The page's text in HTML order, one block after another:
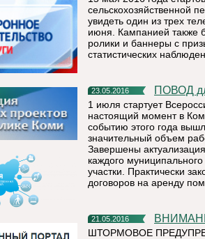
сельскохозяйственной
увидеть один из трех
июня. Кампанией также
ролики и баннеры с
статистических
23.05.2016 ПОВОД
1 июля стартует
настоящий момент в
событию этого года
значительный объем
Завершены
каждого
участки. Практически
договоров на аренду
21.05.2016
ШТОРМОВОЕ